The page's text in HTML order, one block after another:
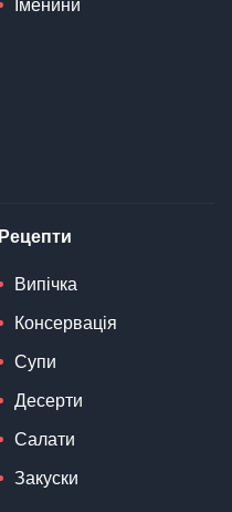
Іменини
Рецепти
Випічка
Консервація
Супи
Десерти
Салати
Закуски